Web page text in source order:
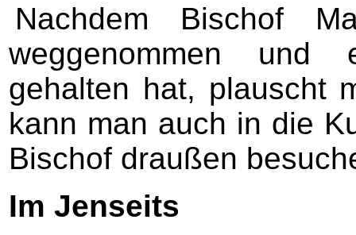
Nachdem Bischof
weggenommen und
gehalten hat, plauscht
kann man auch in die
Bischof draußen
Im Jenseits